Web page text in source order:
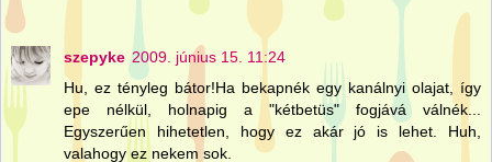
szepyke 2009. június 15. 11:24
Hu, ez tényleg bátor!Ha bekapnék egy kanálnyi olajat, így
epe nélkül, holnapig a "kétbetüs" fogjává válnék...
Egyszerűen hihetetlen, hogy ez akár jó is lehet. Huh,
valahogy ez nekem sok.